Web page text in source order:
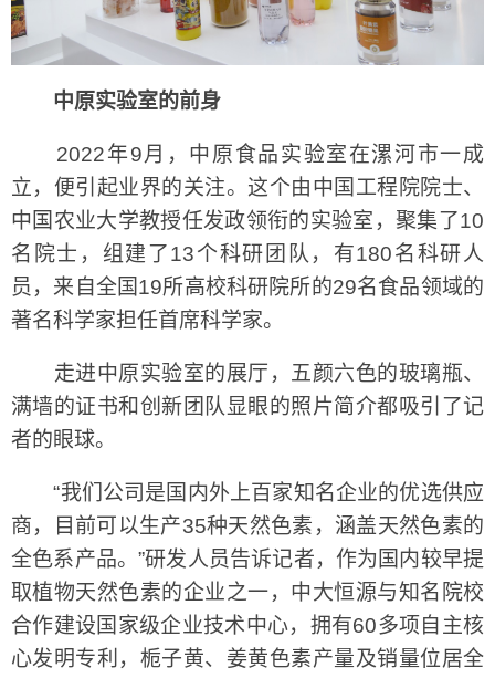
中原实验室的前身
2022年9月，中原食品实验室在漯河市一成
立，便引起业界的关注。这个由中国工程院院士、
中国农业大学教授任发政领衔的实验室，聚集了10
名院士，组建了13个科研团队，有180名科研人
员，来自全国19所高校科研院所的29名食品领域的
著名科学家担任首席科学家。
走进中原实验室的展厅，五颜六色的玻璃瓶、
满墙的证书和创新团队显眼的照片简介都吸引了记
者的眼球。
“我们公司是国内外上百家知名企业的优选供应
商，目前可以生产35种天然色素，涵盖天然色素的
全色系产品。”研发人员告诉记者，作为国内较早提
取植物天然色素的企业之一，中大恒源与知名院校
合作建设国家级企业技术中心，拥有60多项自主核
心发明专利，栀子黄、姜黄色素产量及销量位居全